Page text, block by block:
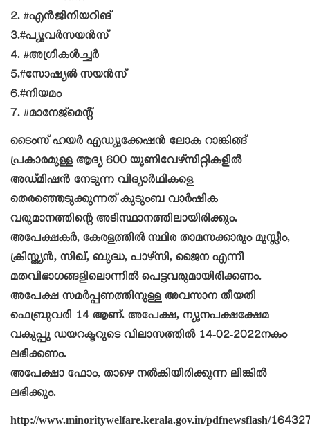
2. #എന്‍ജിനിയറിങ്
3.#പ്യൂവര്‍സയന്‍സ്
4. #അഗ്രികള്‍ച്ചര്‍
5.#സോഷ്യല്‍ സയന്‍സ്
6.#നിയമം
7. #മാനേജ്മെന്റ്
ടൈംസ് ഹയര്‍ എഡ്യൂക്കേഷന്‍ ലോക റാങ്കിങ്ങ്
പ്രകാരമുള്ള ആദ്യ 600 യൂണിവേഴ്സിറ്റികളില്‍
അഡ്മിഷന്‍ നേടുന്ന വിദ്യാര്‍ഥികളെ
തെരഞ്ഞെടുക്കുന്നത് കുടുംബ വാര്‍ഷിക
വരുമാനത്തിന്റെ അടിസ്ഥാനത്തിലായിരിക്കും.
അപേക്ഷകര്‍, കേരളത്തില്‍ സ്ഥിര താമസക്കാരും മുസ്ലീം,
ക്രിസ്ത്യന്‍, സിഖ്, ബുദ്ധ, പാഴ്സി, ജൈന എന്നീ
മതവിഭാഗങ്ങളിലൊന്നില്‍ പെട്ടവരുമായിരിക്കണം.
അപേക്ഷ സമര്‍പ്പണത്തിനുള്ള അവസാന തീയതി
ഫെബ്രുവരി 14 ആണ്. അപേക്ഷ, ന്യൂനപക്ഷക്ഷേമ
വകുപ്പു ഡയറക്ടറുടെ വിലാസത്തില്‍ 14-02-2022നകം
ലഭിക്കണം.
അപേക്ഷാ ഫോം, താഴെ നല്‍കിയിരിക്കുന്ന ലിങ്കില്‍
ലഭിക്കും.
http://www.minoritywelfare.kerala.gov.in/pdfnewsflash/